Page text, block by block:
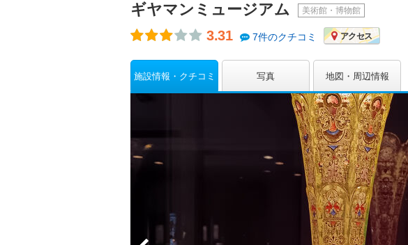
ギヤマンミュージアム 美術館・博物館
3.31 7件のクチコミ アクセス
施設情報・クチコミ 写真 地図・周辺情報